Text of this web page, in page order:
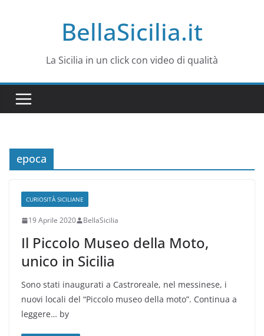
BellaSicilia.it
La Sicilia in un click con video di qualità
epoca
CURIOSITÀ SICILIANE
19 Aprile 2020 BellaSicilia
Il Piccolo Museo della Moto,
unico in Sicilia
Sono stati inaugurati a Castroreale, nel messinese, i
nuovi locali del “Piccolo museo della moto”. Continua a
leggere… by